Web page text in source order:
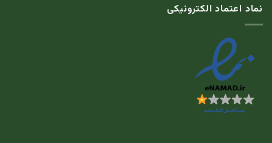
نماد اعتماد الکترونیکی